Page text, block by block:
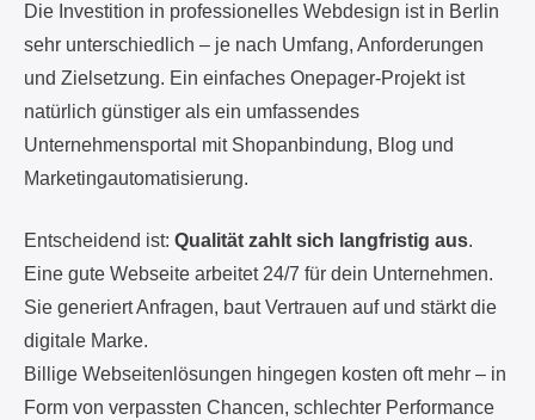
Die Investition in professionelles Webdesign ist in Berlin
sehr unterschiedlich – je nach Umfang, Anforderungen
und Zielsetzung. Ein einfaches Onepager-Projekt ist
natürlich günstiger als ein umfassendes
Unternehmensportal mit Shopanbindung, Blog und
Marketingautomatisierung.
Entscheidend ist: Qualität zahlt sich langfristig aus.
Eine gute Webseite arbeitet 24/7 für dein Unternehmen.
Sie generiert Anfragen, baut Vertrauen auf und stärkt die
digitale Marke.
Billige Webseitenlösungen hingegen kosten oft mehr – in
Form von verpassten Chancen, schlechter Performance